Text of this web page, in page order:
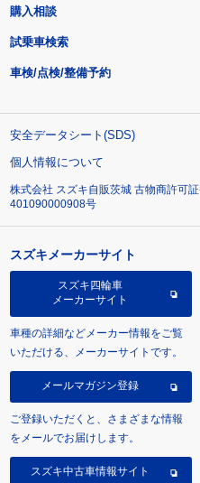
購入相談
試乗車検索
車検/点検/整備予約
安全データシート(SDS)
個人情報について
株式会社 スズキ自販茨城 古物商許可
401090000908号
スズキメーカーサイト
スズキ四輪車
メーカーサイト
車種の詳細などメーカー情報をご覧
いただける、メーカーサイトです。
メールマガジン登録
ご登録いただくと、さまざまな情報
をメールでお届けします。
スズキ中古車情報サイト